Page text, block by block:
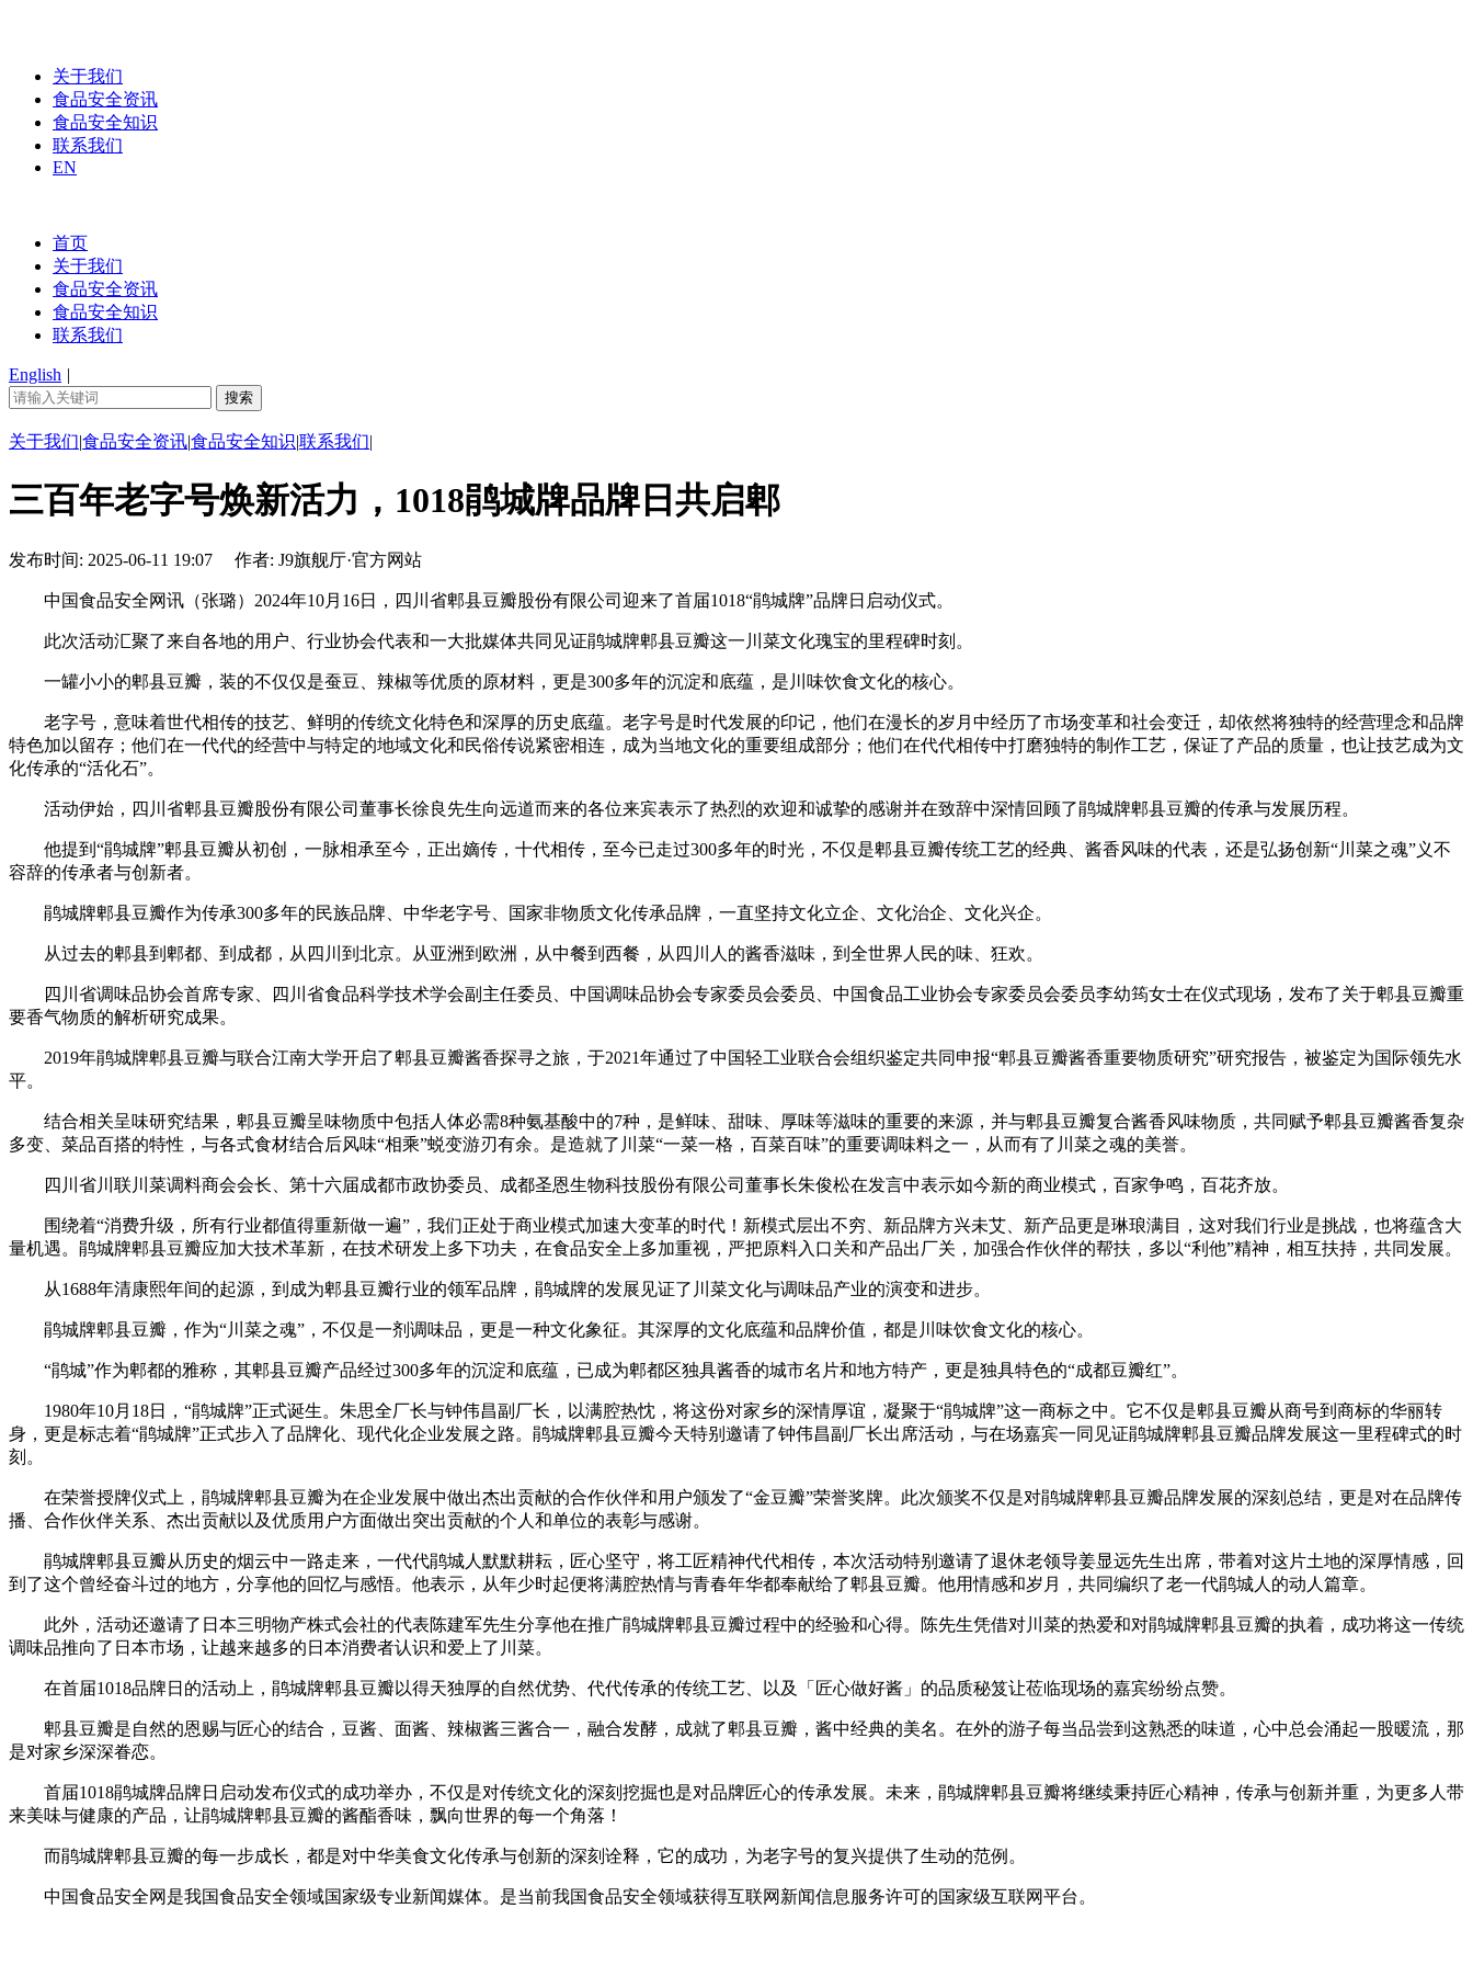
关于我们
食品安全资讯
食品安全知识
联系我们
EN
首页
关于我们
食品安全资讯
食品安全知识
联系我们
English |
关于我们|食品安全资讯|食品安全知识|联系我们|
三百年老字号焕新活力，1018鹃城牌品牌日共启郫
发布时间: 2025-06-11 19:07 作者: J9旗舰厅·官方网站
中国食品安全网讯（张璐）2024年10月16日，四川省郫县豆瓣股份有限公司迎来了首届1018“鹃城牌”品牌日启动仪式。
此次活动汇聚了来自各地的用户、行业协会代表和一大批媒体共同见证鹃城牌郫县豆瓣这一川菜文化瑰宝的里程碑时刻。
一罐小小的郫县豆瓣，装的不仅仅是蚕豆、辣椒等优质的原材料，更是300多年的沉淀和底蕴，是川味饮食文化的核心。
老字号，意味着世代相传的技艺、鲜明的传统文化特色和深厚的历史底蕴。老字号是时代发展的印记，他们在漫长的岁月中经历了市场变革和社会变迁，却依然将独特的经营理念和品牌
特色加以留存；他们在一代代的经营中与特定的地域文化和民俗传说紧密相连，成为当地文化的重要组成部分；他们在代代相传中打磨独特的制作工艺，保证了产品的质量，也让技艺成为文
化传承的“活化石”。
活动伊始，四川省郫县豆瓣股份有限公司董事长徐良先生向远道而来的各位来宾表示了热烈的欢迎和诚挚的感谢并在致辞中深情回顾了鹃城牌郫县豆瓣的传承与发展历程。
他提到“鹃城牌”郫县豆瓣从初创，一脉相承至今，正出嫡传，十代相传，至今已走过300多年的时光，不仅是郫县豆瓣传统工艺的经典、酱香风味的代表，还是弘扬创新“川菜之魂”义不
容辞的传承者与创新者。
鹃城牌郫县豆瓣作为传承300多年的民族品牌、中华老字号、国家非物质文化传承品牌，一直坚持文化立企、文化治企、文化兴企。
从过去的郫县到郫都、到成都，从四川到北京。从亚洲到欧洲，从中餐到西餐，从四川人的酱香滋味，到全世界人民的味、狂欢。
四川省调味品协会首席专家、四川省食品科学技术学会副主任委员、中国调味品协会专家委员会委员、中国食品工业协会专家委员会委员李幼筠女士在仪式现场，发布了关于郫县豆瓣重
要香气物质的解析研究成果。
2019年鹃城牌郫县豆瓣与联合江南大学开启了郫县豆瓣酱香探寻之旅，于2021年通过了中国轻工业联合会组织鉴定共同申报“郫县豆瓣酱香重要物质研究”研究报告，被鉴定为国际领先水
平。
结合相关呈味研究结果，郫县豆瓣呈味物质中包括人体必需8种氨基酸中的7种，是鲜味、甜味、厚味等滋味的重要的来源，并与郫县豆瓣复合酱香风味物质，共同赋予郫县豆瓣酱香复杂
多变、菜品百搭的特性，与各式食材结合后风味“相乘”蜕变游刃有余。是造就了川菜“一菜一格，百菜百味”的重要调味料之一，从而有了川菜之魂的美誉。
四川省川联川菜调料商会会长、第十六届成都市政协委员、成都圣恩生物科技股份有限公司董事长朱俊松在发言中表示如今新的商业模式，百家争鸣，百花齐放。
围绕着“消费升级，所有行业都值得重新做一遍”，我们正处于商业模式加速大变革的时代！新模式层出不穷、新品牌方兴未艾、新产品更是琳琅满目，这对我们行业是挑战，也将蕴含大
量机遇。鹃城牌郫县豆瓣应加大技术革新，在技术研发上多下功夫，在食品安全上多加重视，严把原料入口关和产品出厂关，加强合作伙伴的帮扶，多以“利他”精神，相互扶持，共同发展。
从1688年清康熙年间的起源，到成为郫县豆瓣行业的领军品牌，鹃城牌的发展见证了川菜文化与调味品产业的演变和进步。
鹃城牌郫县豆瓣，作为“川菜之魂”，不仅是一剂调味品，更是一种文化象征。其深厚的文化底蕴和品牌价值，都是川味饮食文化的核心。
“鹃城”作为郫都的雅称，其郫县豆瓣产品经过300多年的沉淀和底蕴，已成为郫都区独具酱香的城市名片和地方特产，更是独具特色的“成都豆瓣红”。
1980年10月18日，“鹃城牌”正式诞生。朱思全厂长与钟伟昌副厂长，以满腔热忱，将这份对家乡的深情厚谊，凝聚于“鹃城牌”这一商标之中。它不仅是郫县豆瓣从商号到商标的华丽转
身，更是标志着“鹃城牌”正式步入了品牌化、现代化企业发展之路。鹃城牌郫县豆瓣今天特别邀请了钟伟昌副厂长出席活动，与在场嘉宾一同见证鹃城牌郫县豆瓣品牌发展这一里程碑式的时
刻。
在荣誉授牌仪式上，鹃城牌郫县豆瓣为在企业发展中做出杰出贡献的合作伙伴和用户颁发了“金豆瓣”荣誉奖牌。此次颁奖不仅是对鹃城牌郫县豆瓣品牌发展的深刻总结，更是对在品牌传
播、合作伙伴关系、杰出贡献以及优质用户方面做出突出贡献的个人和单位的表彰与感谢。
鹃城牌郫县豆瓣从历史的烟云中一路走来，一代代鹃城人默默耕耘，匠心坚守，将工匠精神代代相传，本次活动特别邀请了退休老领导姜显远先生出席，带着对这片土地的深厚情感，回
到了这个曾经奋斗过的地方，分享他的回忆与感悟。他表示，从年少时起便将满腔热情与青春年华都奉献给了郫县豆瓣。他用情感和岁月，共同编织了老一代鹃城人的动人篇章。
此外，活动还邀请了日本三明物产株式会社的代表陈建军先生分享他在推广鹃城牌郫县豆瓣过程中的经验和心得。陈先生凭借对川菜的热爱和对鹃城牌郫县豆瓣的执着，成功将这一传统
调味品推向了日本市场，让越来越多的日本消费者认识和爱上了川菜。
在首届1018品牌日的活动上，鹃城牌郫县豆瓣以得天独厚的自然优势、代代传承的传统工艺、以及「匠心做好酱」的品质秘笈让莅临现场的嘉宾纷纷点赞。
郫县豆瓣是自然的恩赐与匠心的结合，豆酱、面酱、辣椒酱三酱合一，融合发酵，成就了郫县豆瓣，酱中经典的美名。在外的游子每当品尝到这熟悉的味道，心中总会涌起一股暖流，那
是对家乡深深眷恋。
首届1018鹃城牌品牌日启动发布仪式的成功举办，不仅是对传统文化的深刻挖掘也是对品牌匠心的传承发展。未来，鹃城牌郫县豆瓣将继续秉持匠心精神，传承与创新并重，为更多人带
来美味与健康的产品，让鹃城牌郫县豆瓣的酱酯香味，飘向世界的每一个角落！
而鹃城牌郫县豆瓣的每一步成长，都是对中华美食文化传承与创新的深刻诠释，它的成功，为老字号的复兴提供了生动的范例。
中国食品安全网是我国食品安全领域国家级专业新闻媒体。是当前我国食品安全领域获得互联网新闻信息服务许可的国家级互联网平台。